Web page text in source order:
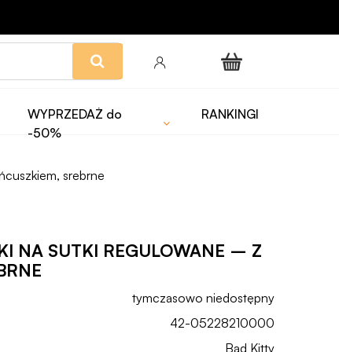
WYPRZEDAŻ do
-50%
RANKINGI
srebrne
NA SUTKI REGULOWANE – Z
tymczasowo niedostępny
42-05228210000
Bad Kitty